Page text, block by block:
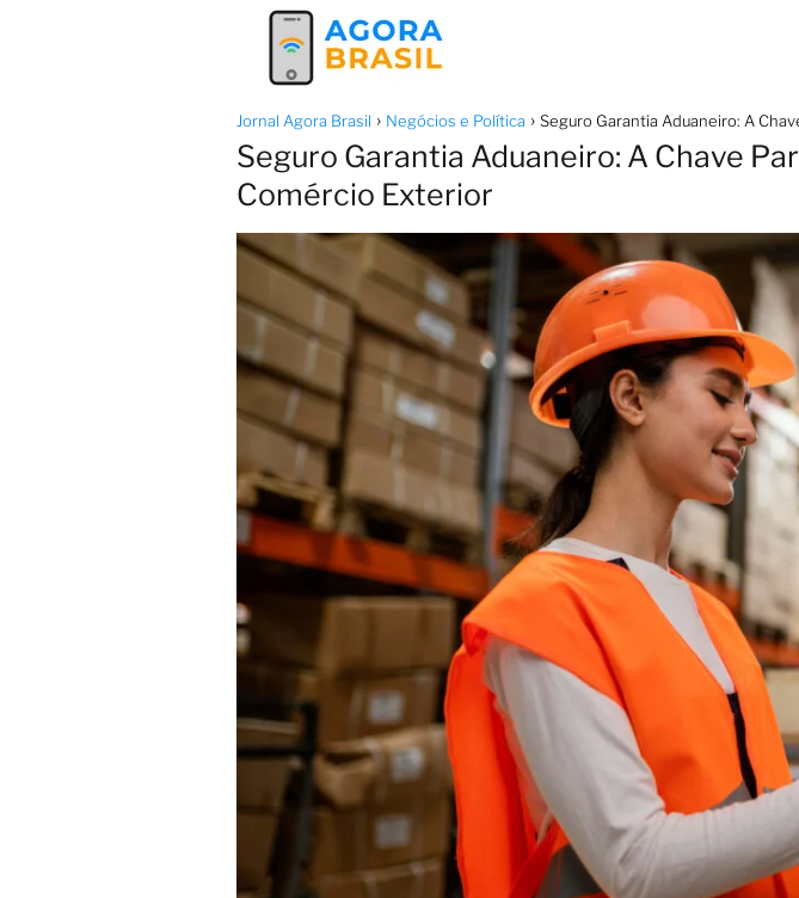
Jornal Agora Brasil Negócios e Política Seguro Garantia Aduaneiro: A
Seguro Garantia Aduaneiro: A Chave
Comércio Exterior